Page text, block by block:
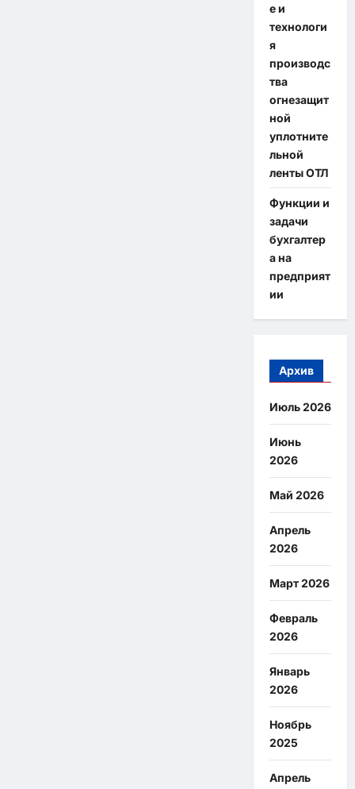
е и
технологи
я
производс
тва
огнезащит
ной
уплотните
льной
ленты ОТЛ
Функции и
задачи
бухгалтер
а на
предприят
ии
Архив
Июль 2026
Июнь
2026
Май 2026
Апрель
2026
Март 2026
Февраль
2026
Январь
2026
Ноябрь
2025
Апрель